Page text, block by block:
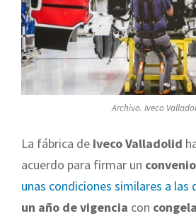
Archivo. Iveco
La fábrica de Iveco Valladolid
acuerdo para firmar un
unas condiciones similares a las
un año de vigencia con